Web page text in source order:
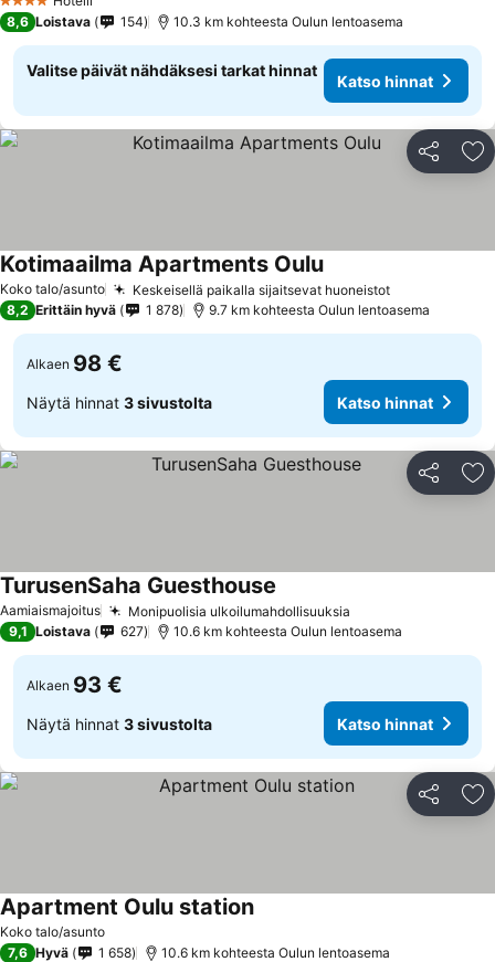
4 Tähtiluokitus
8,6 Loistava 154 10.3 km kohteesta Oulun lentoasema
Valitse päivät nähdäksesi tarkat hinnat
Katso hinnat
Jaa
Koko talo/asunto Keskeisellä paikalla sijaitsevat huoneistot
Kotimaailma Apartments Oulu
8,2 Erittäin hyvä 1 878 9.7 km kohteesta Oulun lentoasema
Alkaen 98 €
Näytä hinnat 3 sivustolta Katso hinnat
Jaa
Aamiaismajoitus Monipuolisia ulkoilumahdollisuuksia
TurusenSaha Guesthouse
9,1 Loistava 627 10.6 km kohteesta Oulun lentoasema
Alkaen 93 €
Näytä hinnat 3 sivustolta Katso hinnat
Jaa
Koko talo/asunto
Apartment Oulu station
7,6 Hyvä 1 658 10.6 km kohteesta Oulun lentoasema